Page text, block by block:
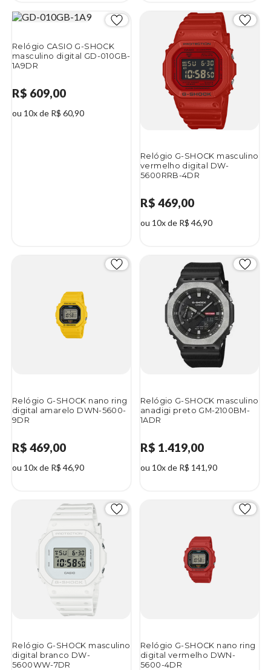
Relógio CASIO G-SHOCK
masculino digital GD-010GB-
1A9DR
R$ 609,00
ou 10x de R$ 60,90
Relógio G-SHOCK masculino
vermelho digital DW-
5600RRB-4DR
R$ 469,00
ou 10x de R$ 46,90
Relógio G-SHOCK nano ring
digital amarelo DWN-5600-
9DR
R$ 469,00
ou 10x de R$ 46,90
Relógio G-SHOCK masculino
anadigi preto GM-2100BM-
1ADR
R$ 1.419,00
ou 10x de R$ 141,90
Relógio G-SHOCK masculino
digital branco DW-
5600WW-7DR
Relógio G-SHOCK nano ring
digital vermelho DWN-
5600-4DR